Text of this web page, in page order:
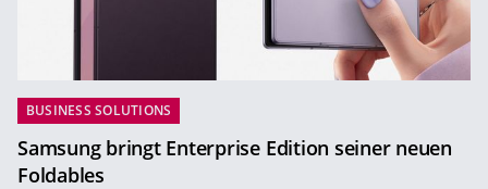
BUSINESS SOLUTIONS
Samsung bringt Enterprise Edition seiner neuen
Foldables